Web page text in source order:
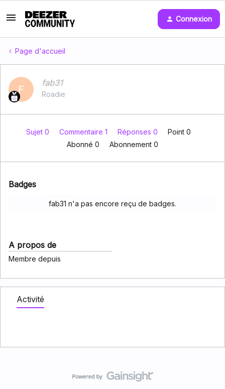
Connexion
Page d'accueil
F
fab31
Roadie
Sujet 0 Commentaire 1 Réponses 0
Point 0
Abonné 0 Abonnement 0
Badges
fab31 n'a pas encore reçu de badges.
A propos de
Membre depuis
Activité